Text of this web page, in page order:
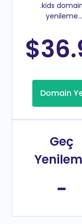
.kids
yenileme
Domain
Geç
-